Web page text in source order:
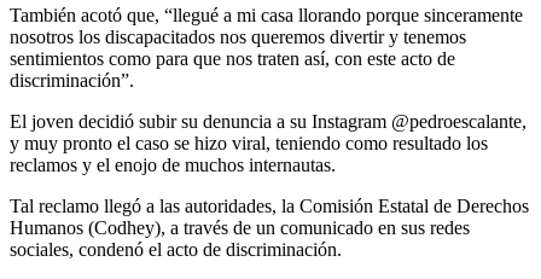
También acotó que, “llegué a mi casa llorando porque sinceramente
nosotros los discapacitados nos queremos divertir y tenemos
sentimientos como para que nos traten así, con este acto de
discriminación”.
El joven decidió subir su denuncia a su Instagram @pedroescalante,
y muy pronto el caso se hizo viral, teniendo como resultado los
reclamos y el enojo de muchos internautas.
Tal reclamo llegó a las autoridades, la Comisión Estatal de Derechos
Humanos (Codhey), a través de un comunicado en sus redes
sociales, condenó el acto de discriminación.